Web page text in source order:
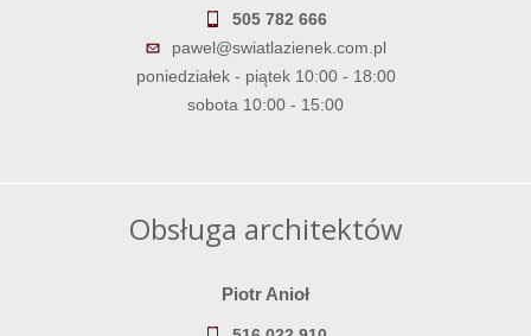
505 782 666
pawel@swiatlazienek.com.pl
poniedziałek - piątek 10:00 - 18:00
sobota 10:00 - 15:00
Obsługa architektów
Piotr Anioł